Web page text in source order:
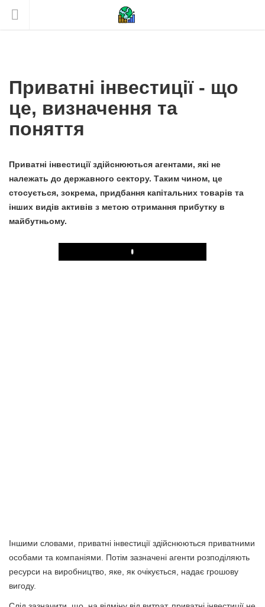
Приватні інвестиції - що
це, визначення та
поняття
Приватні інвестиції здійснюються агентами, які не
належать до державного сектору. Таким чином, це
стосується, зокрема, придбання капітальних товарів та
інших видів активів з метою отримання прибутку в
майбутньому.
Play
Іншими словами, приватні інвестиції здійснюються приватними
особами та компаніями. Потім зазначені агенти розподіляють
ресурси на виробництво, яке, як очікується, надає грошову
вигоду.